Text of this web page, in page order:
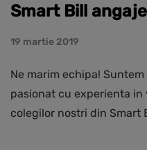
Smart Bill
19 martie 2019
Ne marim echipa!
pasionat cu experienta in
colegilor nostri din Smart